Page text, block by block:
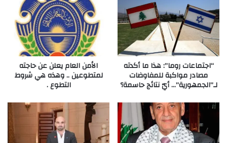
“اجتماعات روما”: هذا ما أكدته
مصادر مواكبة للمفاوضات
لـ”الجمهورية”… أيّ نتائج حاسمة؟
الأمن العام يعلن عن حاجته
لمتطوعين .. وهذه هي شروط
التطوع .